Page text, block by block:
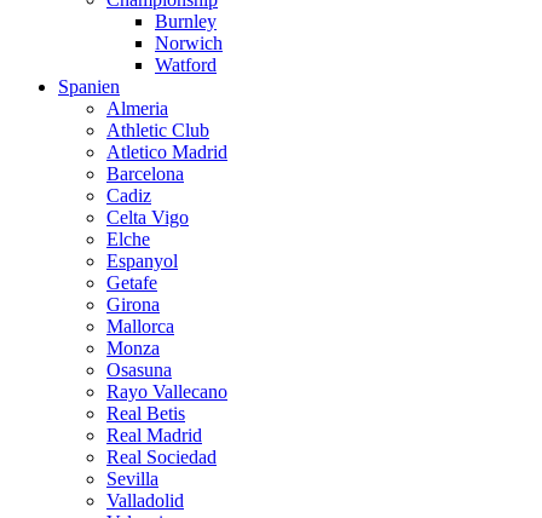
Burnley
Norwich
Watford
Spanien
Almeria
Athletic Club
Atletico Madrid
Barcelona
Cadiz
Celta Vigo
Elche
Espanyol
Getafe
Girona
Mallorca
Monza
Osasuna
Rayo Vallecano
Real Betis
Real Madrid
Real Sociedad
Sevilla
Valladolid